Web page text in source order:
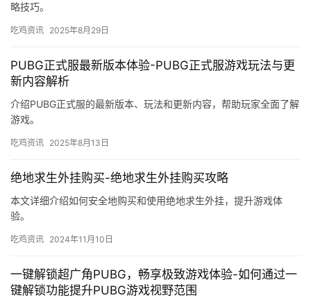
略技巧。
吃鸡资讯 2025年8月29日
PUBG正式服最新版本体验-PUBG正式服游戏玩法与更
新内容解析
介绍PUBG正式服的最新版本、玩法和更新内容，帮助玩家全面了解
游戏。
吃鸡资讯 2025年8月13日
绝地求生外挂购买-绝地求生外挂购买攻略
本文详细介绍如何安全地购买和使用绝地求生外挂，提升游戏体
验。
吃鸡资讯 2024年11月10日
一键解锁超广角PUBG，畅享极致游戏体验-如何通过一
键解锁功能提升PUBG游戏视野范围